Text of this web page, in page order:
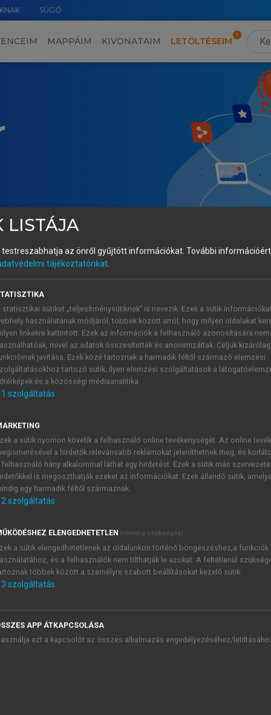
SÚGÓ
MAPPÁIM KIVONATAIM LETÖLTÉSEIM
CSABA, ZOMBORY PÉTER
alapjai
az áruk, a szolgáltatások, a tőke és a személyek szabad
által meghatározott követelményrendszert
kapcsolódó szabványelőírások sorozatában, egységes
aktuálisan elvárható szintjét jelenítik meg. A gyártók
a gyártók a terméken egy jelölés elhelyezésével
a termék megfelelőségére és az ehhez kapcsolódó
LISTÁJA
testreszabhatja az önről gyűjtött információkat. További
tájékoztatónkat.
statisztikai sütiket „teljesítménysütiknek” is nevezik. Ezek a sütik
használatának módjáról, többek között arról, hogy milyen oldalakat
linkekre kattintott. Ezek az információk a felhasználó azonosítására nem
mivel az adatok összesítettek és anonimizáltak. Céljuk kizárólag
javítása. Ezek közé tartoznak a harmadik féltől származó elemzési
tartozó sütik; ilyen elemzési szolgáltatások a
és a közösségi médiaanalitika.
1 szolgáltatás
a sütik nyomon követik a felhasználó online tevékenységét. Az online
a hirdetők relevánsabb reklámokat jeleníthetnek meg, és
felhasználó hány alkalommal láthat egy hirdetést. Ezek a sütik más
is megoszthatják ezeket az információkat. Ezek állandó sütik,
egy harmadik féltől származnak.
2szolgáltatás
ELENGEDHETETLEN (mindig szükséges)
a sütik elengedhetetlenek az oldalunkon történő böngészéshez,a funkciók
és a felhasználók nem tilthatják le azokat. A feltétlenül
többek között a személyre szabott beállításokat kezelő sütik.
3 szolgáltatás
APP ÁTKAPCSOLÁSA
ezt a kapcsolót az összes alkalmazás engedélyezéséhez/